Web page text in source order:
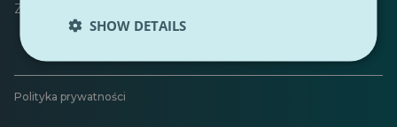
Zostaw opinię
Polityka prywatności
SHOW DETAILS